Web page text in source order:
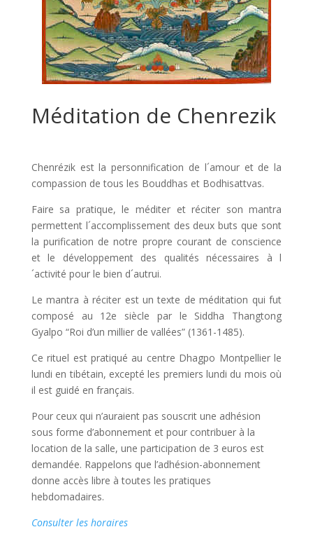
Méditation de Chenrezik
Chenrézik est la personnification de l´amour et de la
compassion de tous les Bouddhas et Bodhisattvas.
Faire sa pratique, le méditer et réciter son mantra
permettent l´accomplissement des deux buts que sont
la purification de notre propre courant de conscience
et le développement des qualités nécessaires à l
´activité pour le bien d´autrui.
Le mantra à réciter est un texte de méditation qui fut
composé au 12e siècle par le Siddha Thangtong
Gyalpo “Roi d’un millier de vallées” (1361-1485).
Ce rituel est pratiqué au centre Dhagpo Montpellier le
lundi en tibétain, excepté les premiers lundi du mois où
il est guidé en français.
Pour ceux qui n’auraient pas souscrit une adhésion
sous forme d’abonnement et pour contribuer à la
location de la salle, une participation de 3 euros est
demandée. Rappelons que l’adhésion-abonnement
donne accès libre à toutes les pratiques
hebdomadaires.
Consulter les horaires